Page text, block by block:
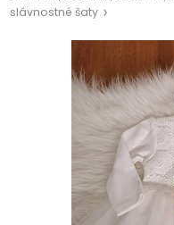
slávnostné šaty